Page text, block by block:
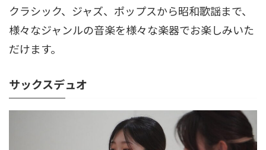
クラシック、ジャズ、ポップスから昭和歌謡まで、
様々なジャンルの音楽を様々な楽器でお楽しみいた
だけます。
サックスデュオ